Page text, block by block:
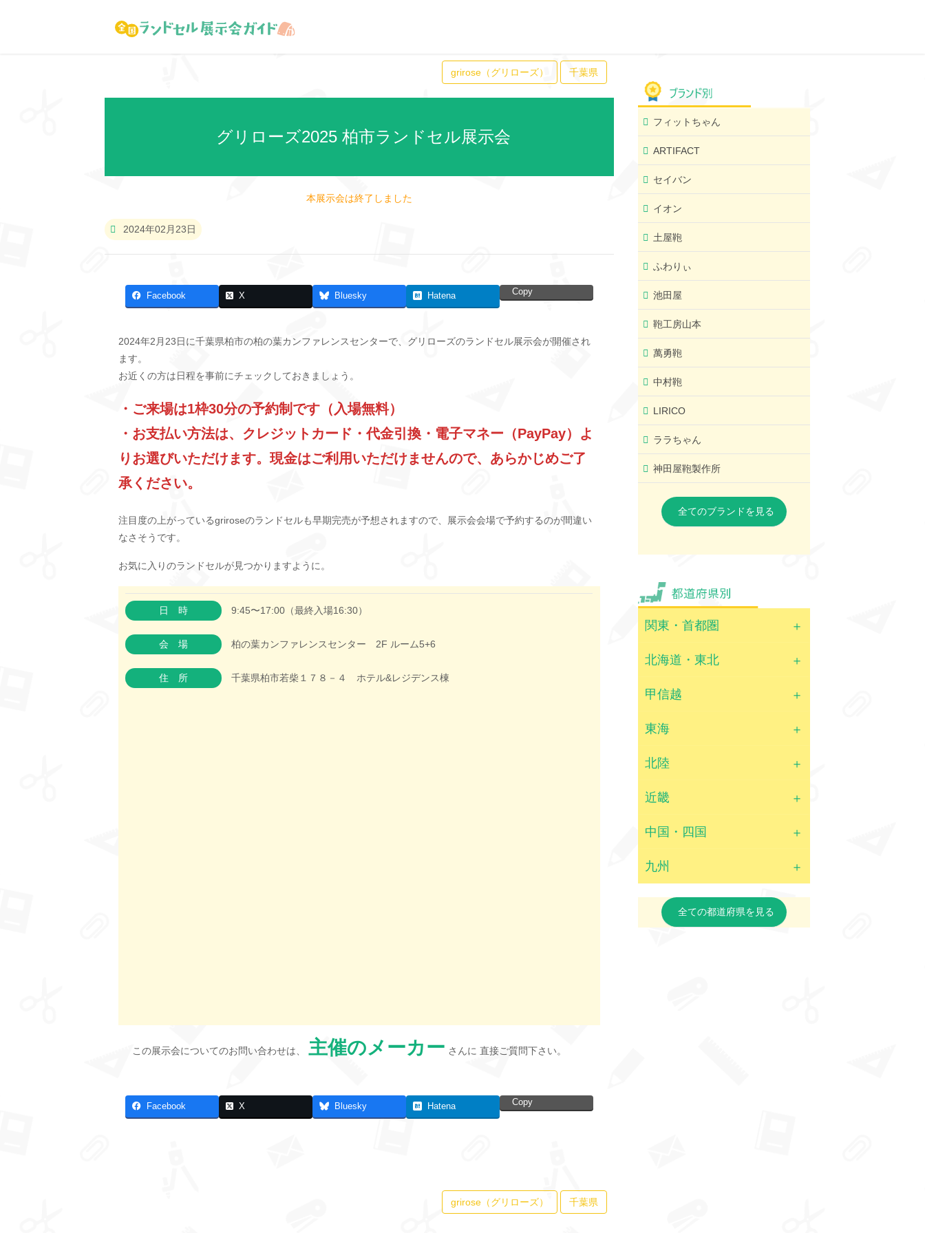
grirose（グリローズ） 千葉県
グリローズ2025 柏市ランドセル展示会
本展示会は終了しました
2024年02月23日
Facebook X Bluesky Hatena Copy
2024年2月23日に千葉県柏市の柏の葉カンファレンスセンターで、グリローズのランドセル展示会が開催され
ます。
お近くの方は日程を事前にチェックしておきましょう。
・ご来場は1枠30分の予約制です（入場無料）
・お支払い方法は、クレジットカード・代金引換・電子マネー（PayPay）よ
りお選びいただけます。現金はご利用いただけませんので、あらかじめご了
承ください。
注目度の上がっているgriroseのランドセルも早期完売が予想されますので、展示会会場で予約するのが間違い
なさそうです。
お気に入りのランドセルが見つかりますように。
日時 9:45〜17:00（最終入場16:30）
会場 柏の葉カンファレンスセンター 2F ルーム5+6
住所 千葉県柏市若柴１７８－４ ホテル&レジデンス棟
この展示会についてのお問い合わせは、 主催のメーカー さんに 直接ご質問下さい。
Facebook X Bluesky Hatena Copy
grirose（グリローズ） 千葉県
フィットちゃん
ARTIFACT
セイバン
イオン
土屋鞄
ふわりぃ
池田屋
鞄工房山本
萬勇鞄
中村鞄
LIRICO
ララちゃん
神田屋鞄製作所
全てのブランドを見る
関東・首都圏
北海道・東北
甲信越
東海
北陸
近畿
中国・四国
九州
全ての都道府県を見る